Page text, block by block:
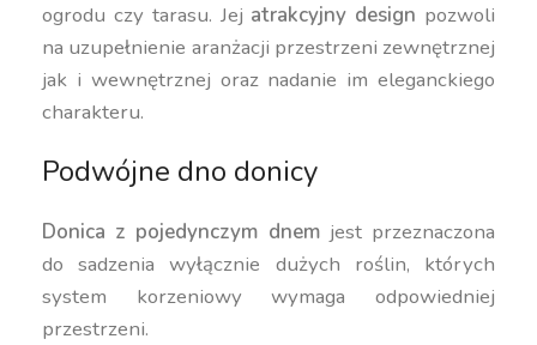
ogrodu czy tarasu. Jej atrakcyjny design pozwoli
na uzupełnienie aranżacji przestrzeni zewnętrznej
jak i wewnętrznej oraz nadanie im eleganckiego
charakteru.
Podwójne dno donicy
Donica z pojedynczym dnemjest przeznaczona
do sadzenia wyłącznie dużych roślin, których
system korzeniowy wymaga odpowiedniej
przestrzeni.